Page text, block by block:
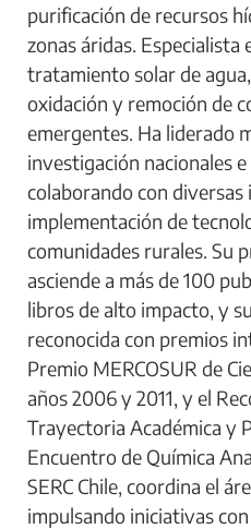
purificación de recursos
zonas áridas. Especialista
tratamiento solar de
oxidación y remoción de
emergentes. Ha liderado
investigación nacionales
colaborando con
implementación de
comunidades rurales. Su
asciende a más de 100
libros de alto impacto, y
reconocida con premios
Premio MERCOSUR de
años 2006 y 2011, y el
Trayectoria Académica y
Encuentro de Química
SERC Chile, coordina el
impulsando iniciativas